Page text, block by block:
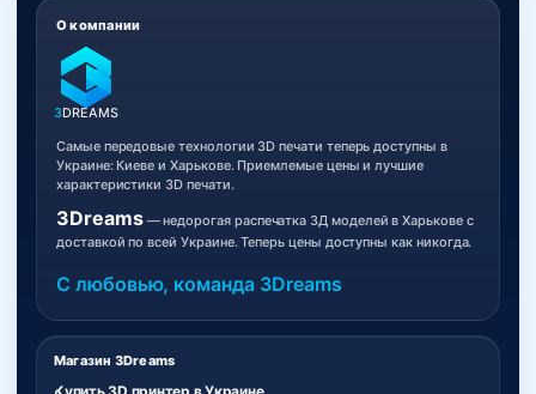
Магазин 3Dreams
О компании
3DREAMS
Самые передовые технологии 3D печати теперь доступны в
Украине: Киеве и Харькове. Приемлемые цены и лучшие
характеристики 3D печати.
3Dreams— недорогая распечатка 3Д моделей в Харькове с
доставкой по всей Украине. Теперь цены доступны как никогда.
С любовью, команда 3Dreams